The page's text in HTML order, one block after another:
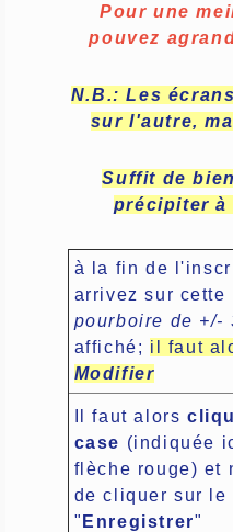
Pour une
pouvez
N.B.: Les
sur l'autre,
Suffit de
précipiter à
à la fin de
arrivez sur cette
pourboire de +/-
affiché; il faut
Modifier
Il faut alors
case (indiquée
flèche rouge) et
de cliquer sur le
" Enregistrer"